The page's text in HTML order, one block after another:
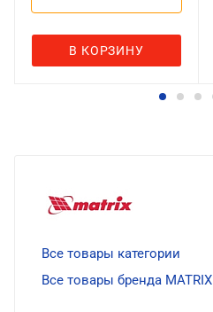
В КОРЗИНУ
Все товары категории
Все товары бренда MATRIX